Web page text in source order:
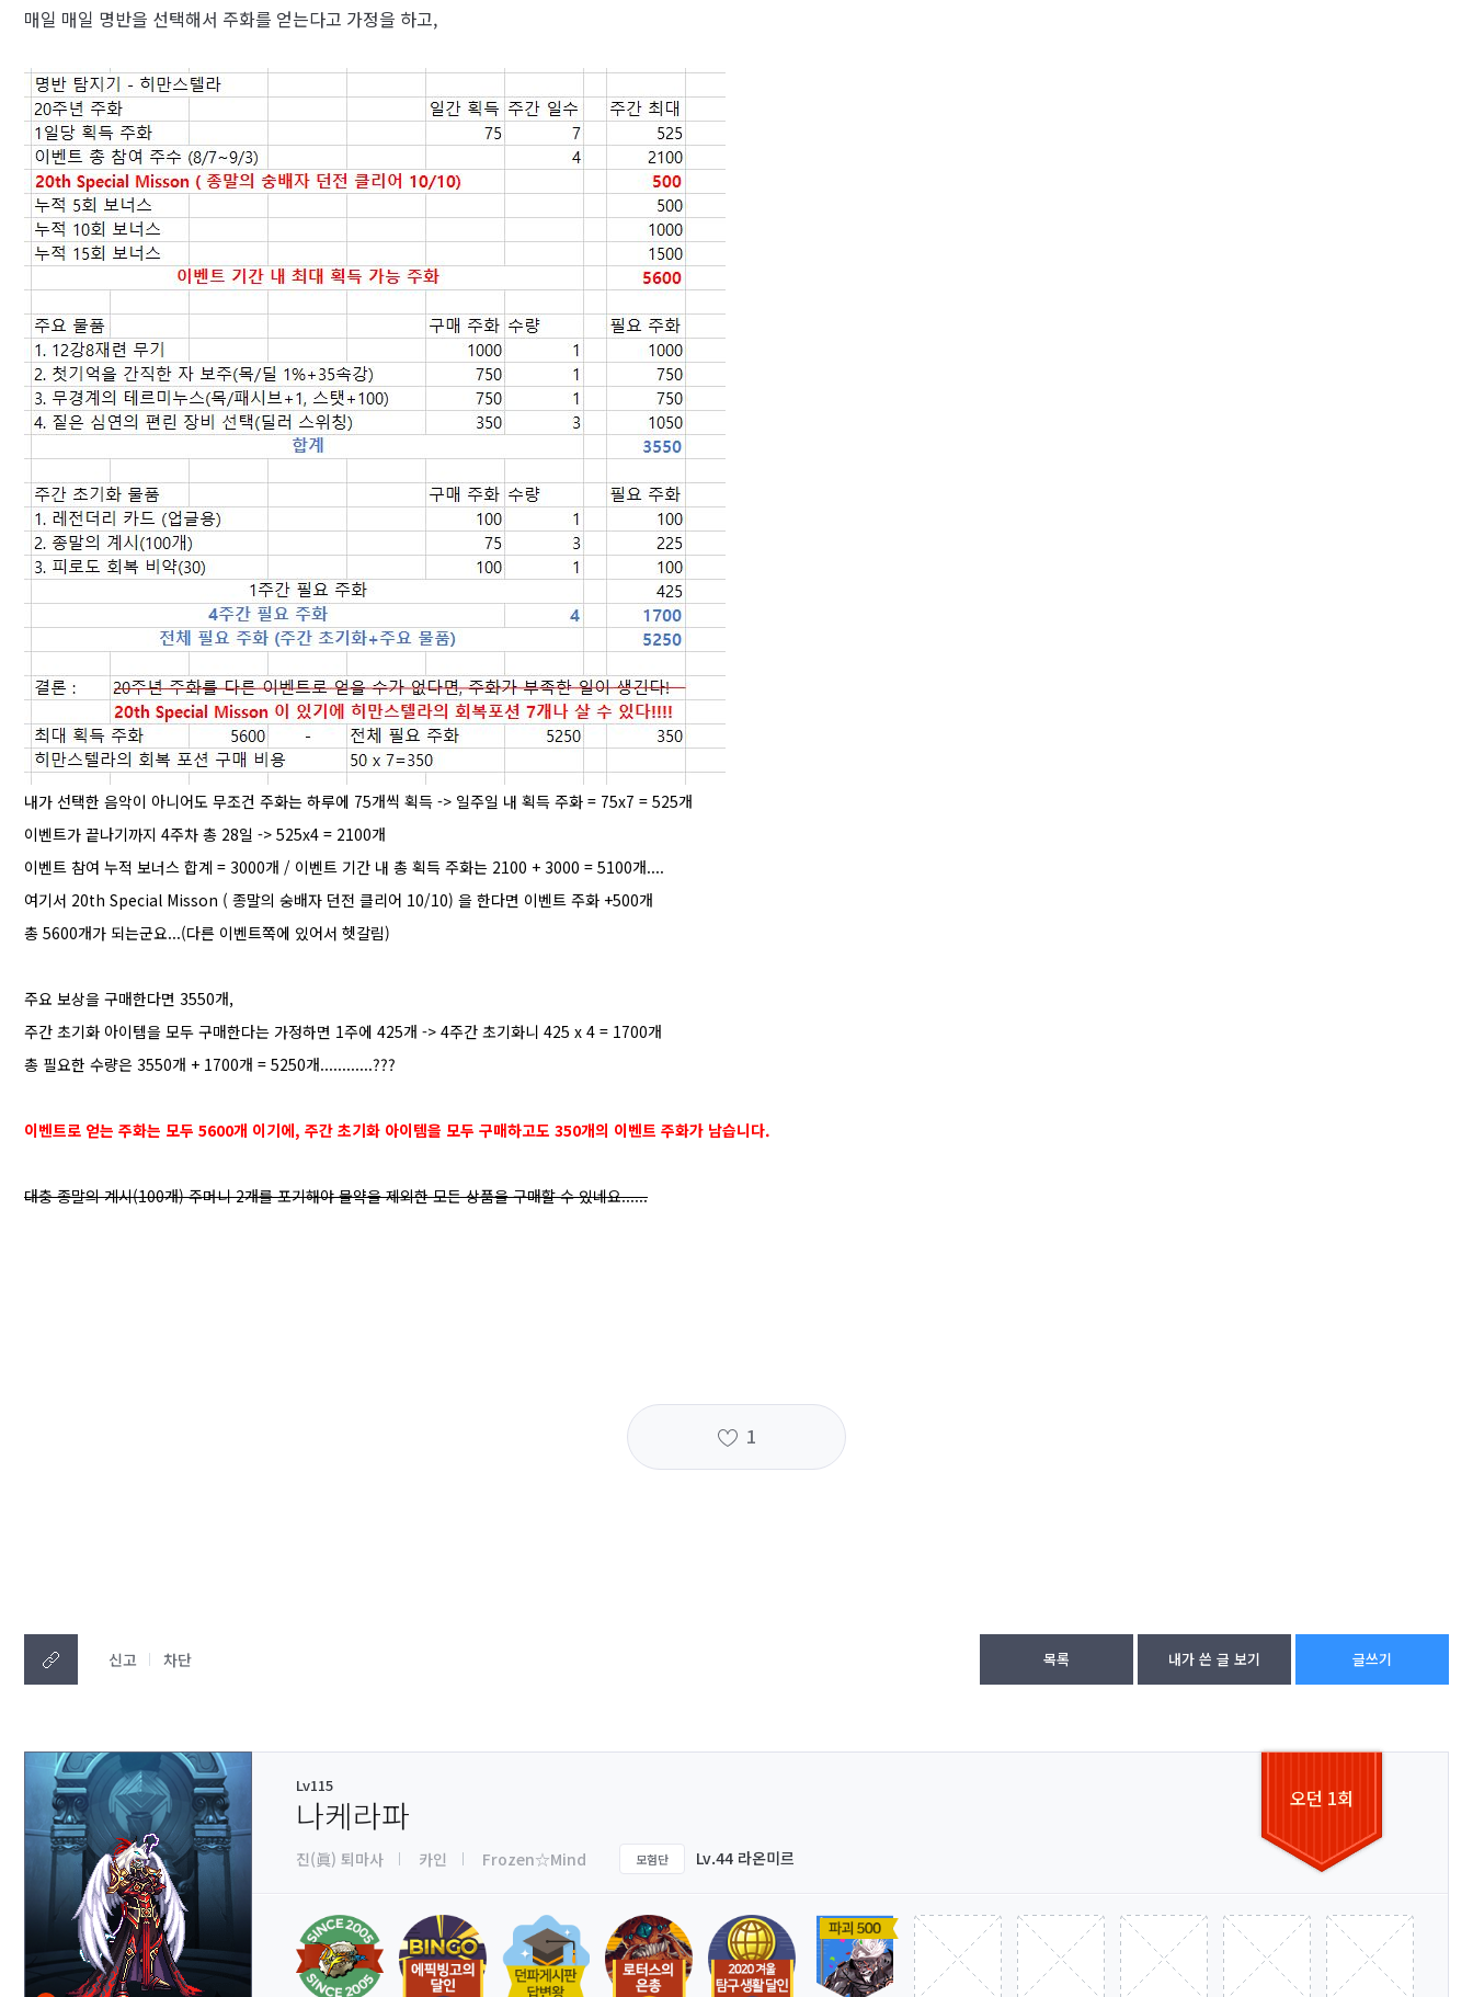
매일 매일 명반을 선택해서 주화를 얻는다고 가정을 하고,
내가 선택한 음악이 아니어도 무조건 주화는 하루에 75개씩 획득 -> 일주일 내 획득 주화 = 75x7 = 525개
이벤트가 끝나기까지 4주차 총 28일 -> 525x4 = 2100개
이벤트 참여 누적 보너스 합계 = 3000개 / 이벤트 기간 내 총 획득 주화는 2100 + 3000 = 5100개....
여기서 20th Special Misson ( 종말의 숭배자 던전 클리어 10/10) 을 한다면 이벤트 주화 +500개
총 5600개가 되는군요...(다른 이벤트쪽에 있어서 헷갈림)
주요 보상을 구매한다면 3550개,
주간 초기화 아이템을 모두 구매한다는 가정하면 1주에 425개 -> 4주간 초기화니 425 x 4 = 1700개
총 필요한 수량은 3550개 + 1700개 = 5250개............???
이벤트로 얻는 주화는 모두 5600개 이기에, 주간 초기화 아이템을 모두 구매하고도 350개의 이벤트 주화가 남습니다.
대충 종말의 계시(100개) 주머니 2개를 포기해야 물약을 제외한 모든 상품을 구매할 수 있네요......
1
신고 차단 목록 내가 쓴 글 보기 글쓰기
Lv115
나케라파
진(眞) 퇴마사 카인 Frozen☆Mind 모험단 Lv.44 라온미르
오던 1회